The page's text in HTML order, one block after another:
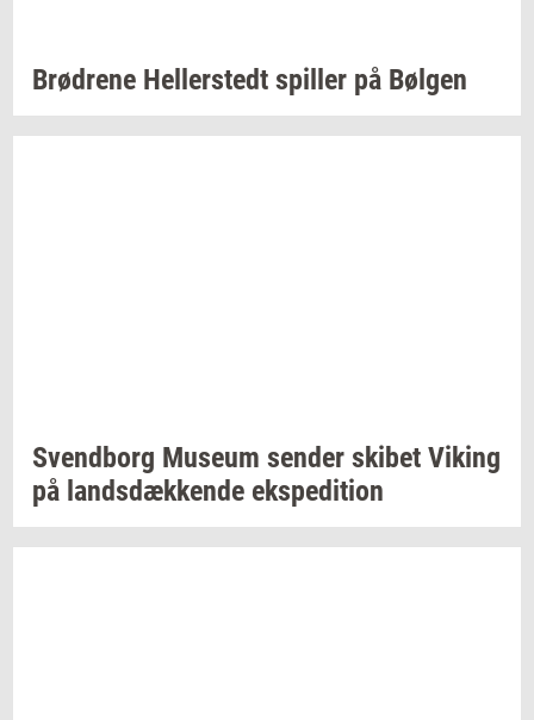
Brød­re­ne Hel­ler­stedt spil­ler på Bøl­gen
Svend­borg Mu­se­um sen­der ski­bet Viking
på lands­dæk­ken­de eks­pe­di­tion